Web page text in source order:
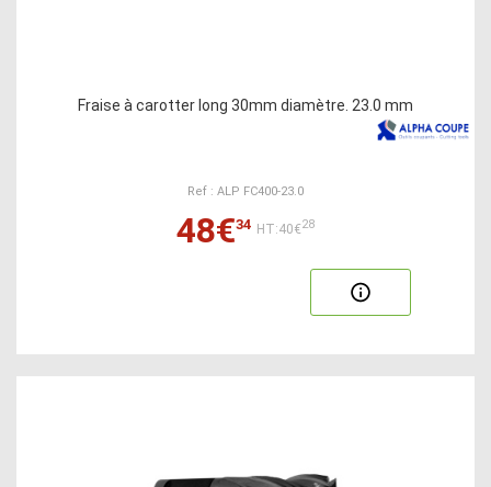
Fraise à carotter long 30mm diamètre. 23.0 mm
Ref : ALP FC400-23.0
48€34 HT:40€28